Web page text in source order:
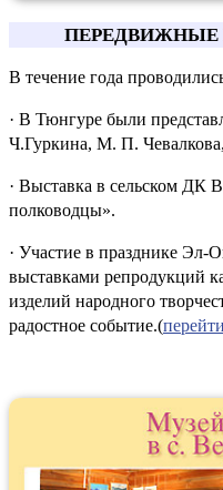
ПЕРЕДВИЖНЫЕ
В течение года
· В Тюнгуре были
Ч.Гуркина, М. П.
· Выставка в сельском ДК
полководцы».
· Участие в празднике
выставками репродукций
изделий народного
радостное событие.(